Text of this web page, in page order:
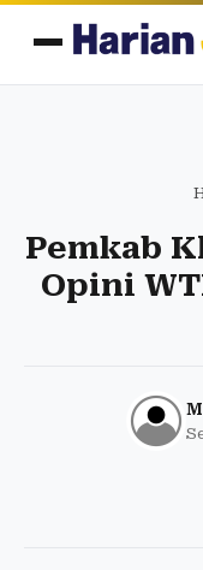
Pemkab
Opini